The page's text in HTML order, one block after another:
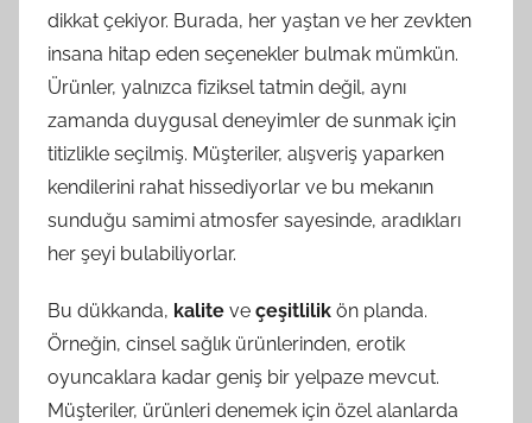
dikkat çekiyor. Burada, her yaştan ve her zevkten
insana hitap eden seçenekler bulmak mümkün.
Ürünler, yalnızca fiziksel tatmin değil, aynı
zamanda duygusal deneyimler de sunmak için
titizlikle seçilmiş. Müşteriler, alışveriş yaparken
kendilerini rahat hissediyorlar ve bu mekanın
sunduğu samimi atmosfer sayesinde, aradıkları
her şeyi bulabiliyorlar.
Bu dükkanda, kalite ve çeşitlilik ön planda.
Örneğin, cinsel sağlık ürünlerinden, erotik
oyuncaklara kadar geniş bir yelpaze mevcut.
Müşteriler, ürünleri denemek için özel alanlarda